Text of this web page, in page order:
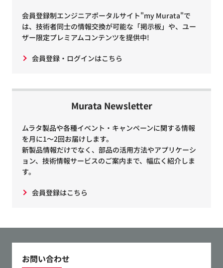
会員登録制エンジニアポータルサイト"my Murata"で
は、技術者同士の情報交換が可能な「掲示板」や、ユー
ザー限定プレミアムコンテンツを提供中!
会員登録・ログインはこちら
Murata Newsletter
ムラタ製品や各種イベント・キャンペーンに関する情報
を月に1～2回お届けします。
新製品情報だけでなく、部品の活用方法やアプリケーシ
ョン、技術情報サービスのご案内まで、幅広く紹介しま
す。
会員登録はこちら
お問い合わせ